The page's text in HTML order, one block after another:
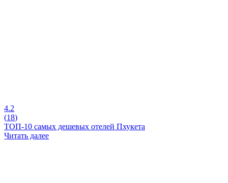
4.2
(18)
ТОП-10 самых дешевых отелей Пхукета
Читать далее